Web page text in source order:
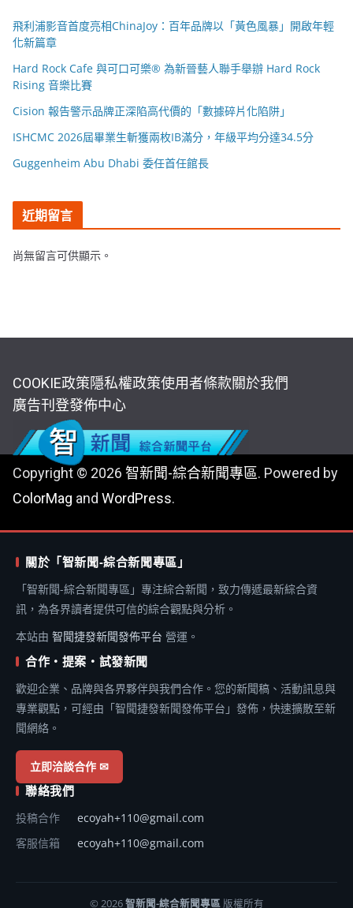
飛利浦影音首度亮相ChinaJoy：百年品牌以「黃色風暴」開啟年輕
化新篇章
Hard Rock Cafe 與可口可樂® 為新晉藝人聯手舉辦 Hard Rock
Rising 音樂比賽
Cision 報告警示品牌正深陷高代價的「數據碎片化陷阱」
ISHCMC 2026屆畢業生斬獲兩枚IB滿分，年級平均分達34.5分
Guggenheim Abu Dhabi 委任首任館長
近期留言
尚無留言可供顯示。
COOKIE政策隱私權政策使用者條款關於我們
廣告刊登發佈中心
Copyright © 2026 智新聞-綜合新聞專區. Powered by
ColorMag and WordPress.
關於「智新聞-綜合新聞專區」
「智新聞-綜合新聞專區」專注綜合新聞，致力傳遞最新綜合資
訊，為各界讀者提供可信的綜合觀點與分析。
本站由 智聞捷發新聞發佈平台 營運。
合作・提案・試發新聞
歡迎企業、品牌與各界夥伴與我們合作。您的新聞稿、活動訊息與
專業觀點，可經由「智聞捷發新聞發佈平台」發佈，快速擴散至新
聞網絡。
立即洽談合作 ✉
聯絡我們
投稿合作
ecoyah+110@gmail.com
客服信箱
ecoyah+110@gmail.com
© 2026智新聞-綜合新聞專區版權所有